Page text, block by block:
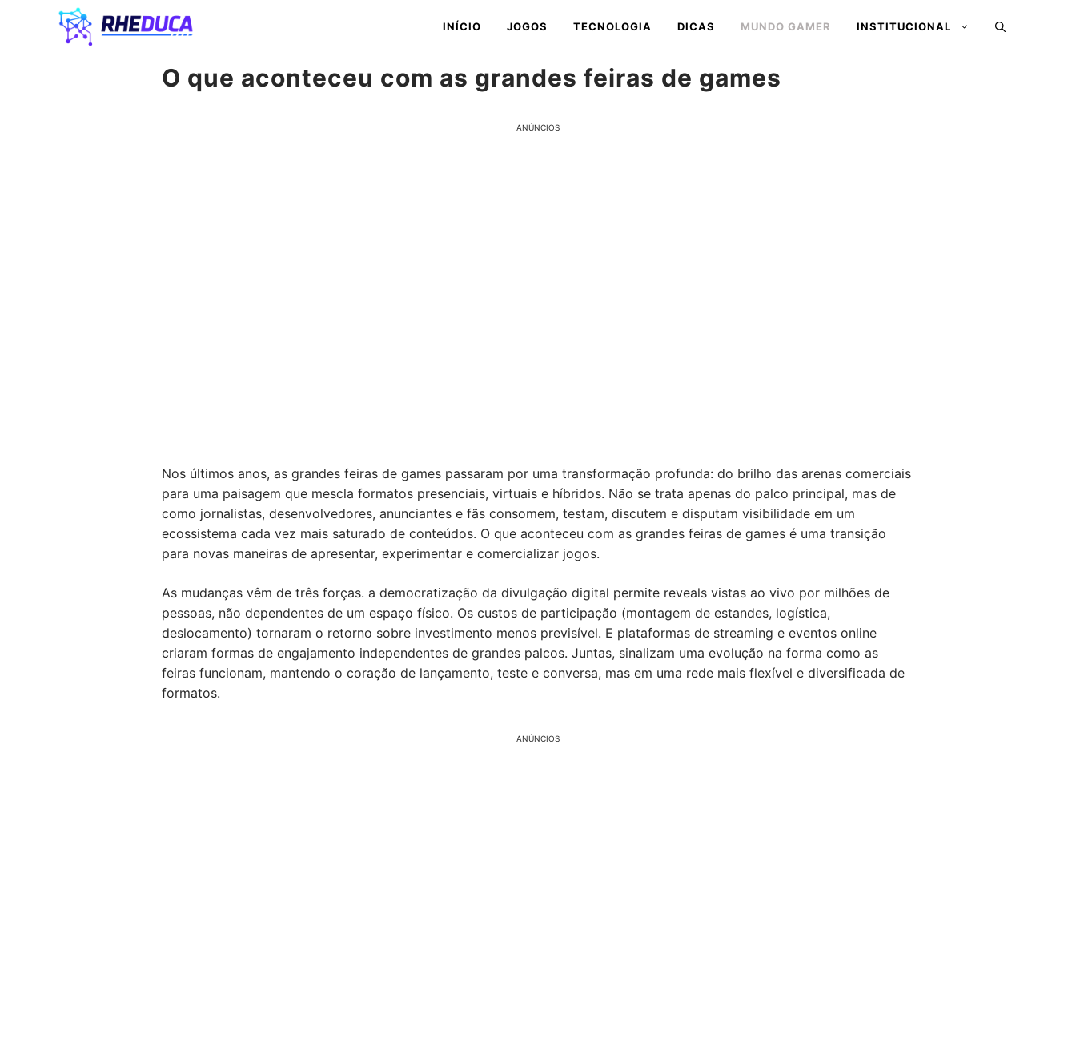
INÍCIO JOGOS TECNOLOGIA DICAS MUNDO GAMER INSTITUCIONAL
O que aconteceu com as grandes feiras de games
ANÚNCIOS
Nos últimos anos, as grandes feiras de games passaram por uma transformação profunda: do brilho das arenas comerciais
para uma paisagem que mescla formatos presenciais, virtuais e híbridos. Não se trata apenas do palco principal, mas de
como jornalistas, desenvolvedores, anunciantes e fãs consomem, testam, discutem e disputam visibilidade em um
ecossistema cada vez mais saturado de conteúdos. O que aconteceu com as grandes feiras de games é uma transição
para novas maneiras de apresentar, experimentar e comercializar jogos.
As mudanças vêm de três forças. a democratização da divulgação digital permite reveals vistas ao vivo por milhões de
pessoas, não dependentes de um espaço físico. Os custos de participação (montagem de estandes, logística,
deslocamento) tornaram o retorno sobre investimento menos previsível. E plataformas de streaming e eventos online
criaram formas de engajamento independentes de grandes palcos. Juntas, sinalizam uma evolução na forma como as
feiras funcionam, mantendo o coração de lançamento, teste e conversa, mas em uma rede mais flexível e diversificada de
formatos.
ANÚNCIOS